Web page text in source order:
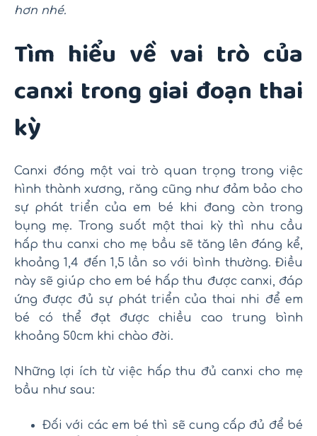
hơn nhé.
Tìm hiểu về vai trò của
canxi trong giai đoạn thai
kỳ
Canxi đóng một vai trò quan trọng trong việc
hình thành xương, răng cũng như đảm bảo cho
sự phát triển của em bé khi đang còn trong
bụng mẹ. Trong suốt một thai kỳ thì nhu cầu
hấp thu canxi cho mẹ bầu sẽ tăng lên đáng kể,
khoảng 1,4 đến 1,5 lần so với bình thường. Điều
này sẽ giúp cho em bé hấp thu được canxi, đáp
ứng được đủ sự phát triển của thai nhi để em
bé có thể đạt được chiều cao trung bình
khoảng 50cm khi chào đời.
Những lợi ích từ việc hấp thu đủ canxi cho mẹ
bầu như sau:
Đối với các em bé thì sẽ cung cấp đủ để bé